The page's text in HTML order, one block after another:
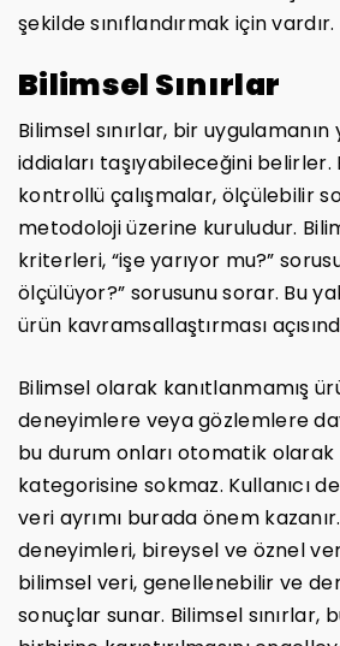
şekilde sınıflandırmak için vardır.
Bilimsel Sınırlar
Bilimsel sınırlar, bir
iddiaları taşıyabileceğini belirler.
kontrollü çalışmalar, ölçülebilir
metodoloji üzerine kuruludur.
kriterleri, “işe yarıyor mu?”
ölçülüyor?” sorusunu sorar. Bu
ürün kavramsallaştırması
Bilimsel olarak kanıtlanmamış
deneyimlere veya gözlemlere
bu durum onları otomatik
kategorisine sokmaz. Kullanıcı
veri ayrımı burada önem kazanır.
deneyimleri, bireysel ve öznel
bilimsel veri, genellenebilir ve
sonuçlar sunar. Bilimsel sınırlar,